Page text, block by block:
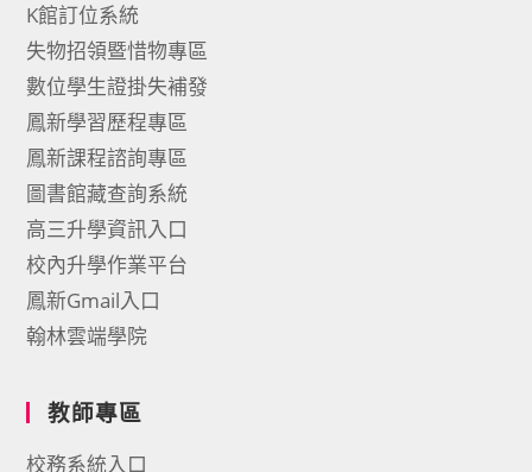
K館訂位系統
失物招領暨惜物專區
數位學生證掛失補發
鳳新學習歷程專區
鳳新課程諮詢專區
圖書館藏查詢系統
高三升學資訊入口
校內升學作業平台
鳳新Gmail入口
翰林雲端學院
教師專區
校務系統入口